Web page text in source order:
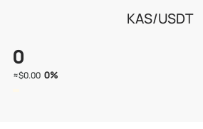
KAS/USDT
0
≈$0.00 0%